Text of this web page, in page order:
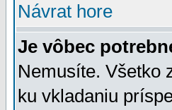
Návrat hore
Je vôbec
Nemusíte. Všetko
ku vkladaniu